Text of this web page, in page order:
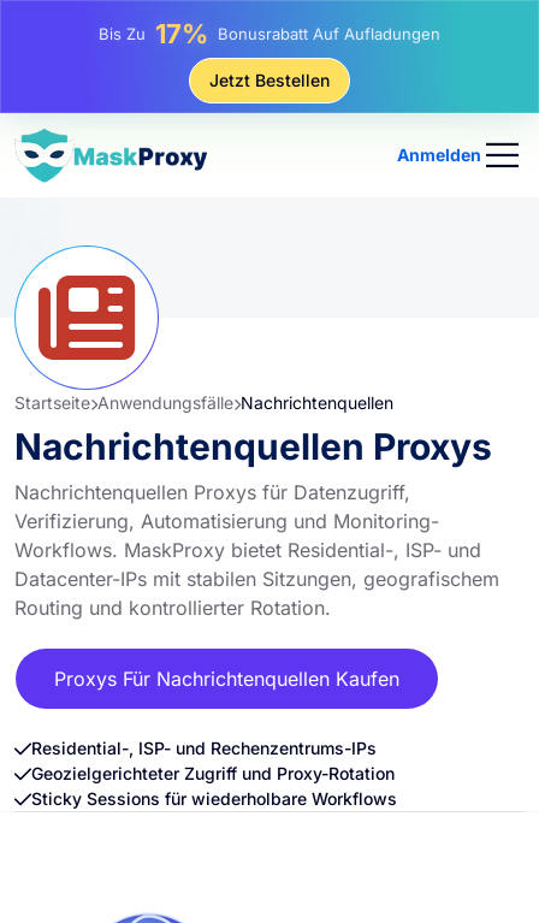
Bis Zu 25% Rabatt Auf Statische IP-Käufe
81% Rabatt Auf Rotierende IP Einkäufe
Jetzt Bestellen
Anmelden
Startseite Anwendungsfälle Nachrichtenquellen
Nachrichtenquellen Proxys
Nachrichtenquellen Proxys für Datenzugriff,
Verifizierung, Automatisierung und Monitoring-
Workflows. MaskProxy bietet Residential-, ISP- und
Datacenter-IPs mit stabilen Sitzungen, geografischem
Routing und kontrollierter Rotation.
Proxys Für Nachrichtenquellen Kaufen
Residential-, ISP- und Rechenzentrums-IPs
Geozielgerichteter Zugriff und Proxy-Rotation
Sticky Sessions für wiederholbare Workflows